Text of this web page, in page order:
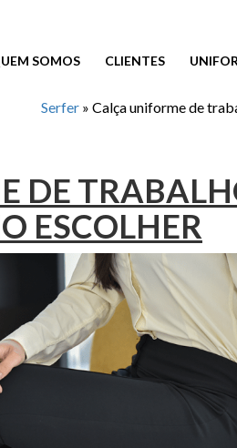
SOMOS CLIENTES
Serfer» Calça uniforme de
DE
ESCOLHER